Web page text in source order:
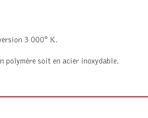
3 000° K.
polymère soit en acier inoxydable.